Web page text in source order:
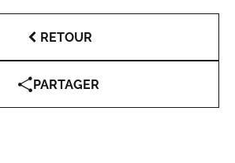
RETOUR
PARTAGER